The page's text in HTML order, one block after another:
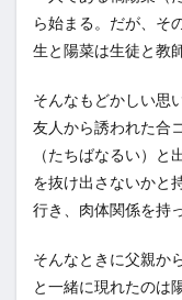
ら始まる。だが、そ
生と陽菜は生徒と教
そんなもどかしい思
友人から誘われた合
（たちばなるい）
を抜け出さないかと
行き、肉体関係を持っ
そんなときに父親か
と一緒に現れたのは